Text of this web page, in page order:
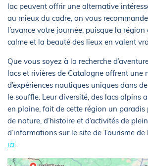
lac peuvent offrir une alternative
au mieux du cadre, on vous
l’avance votre journée, puisque la région
calme et la beauté des lieux en valent
Que vous soyez à la recherche
lacs et rivières de Catalogne offrent une
d’expériences nautiques uniques dans
le souffle. Leur diversité, des lacs alpins
en plaine, fait de cette région un paradis
de nature, d’histoire et d’activités de
d’informations sur le site de Tourisme
ici.